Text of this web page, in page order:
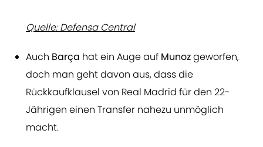
Quelle: Defensa Central
Auch Barça hat ein Auge auf Munozgeworfen,
doch man geht davon aus, dass die
Rückkaufklausel von Real Madrid für den 22-
Jährigen einen Transfer nahezu unmöglich
macht.